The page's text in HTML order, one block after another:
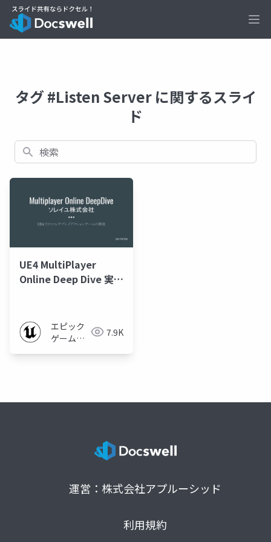
タグ #Listen Server に関するスライ
ド
検索
UE4 MultiPlayer
Online Deep Dive 実践
エピック
ゲームズ
7.9K
運営：株式会社アプルーシッド
利用規約